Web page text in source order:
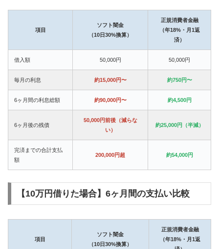
項目
ソフト闇金
（10日30%換算）
正規消費者金融
（年18%・月1返
済）
借入額 50,000円 50,000円
毎月の利息 約15,000円〜 約750円〜
6ヶ月間の利息総額 約90,000円〜 約4,500円
6ヶ月後の残債
50,000円前後（減らな
い）
約25,000円（半減）
完済までの合計支払
額
200,000円超 約54,000円
【10万円借りた場合】6ヶ月間の支払い比較
項目
ソフト闇金
（10日30%換算）
正規消費者金融
（年18%・月1返